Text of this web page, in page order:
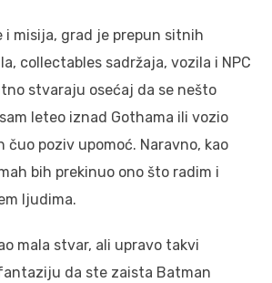
i misija, grad je prepun sitnih
collectables sadržaja, vozila i NPC
stvaraju osećaj da se nešto
leteo iznad Gothama ili vozio
čuo poziv upomoć. Naravno, kao
bih prekinuo ono što radim i
ljudima.
mala stvar, ali upravo takvi
da ste zaista Batman